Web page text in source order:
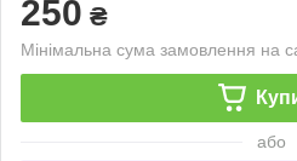
250 ₴
Мінімальна сума замовлення на
або